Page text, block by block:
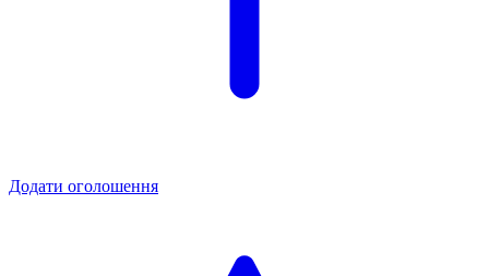
Додати оголошення